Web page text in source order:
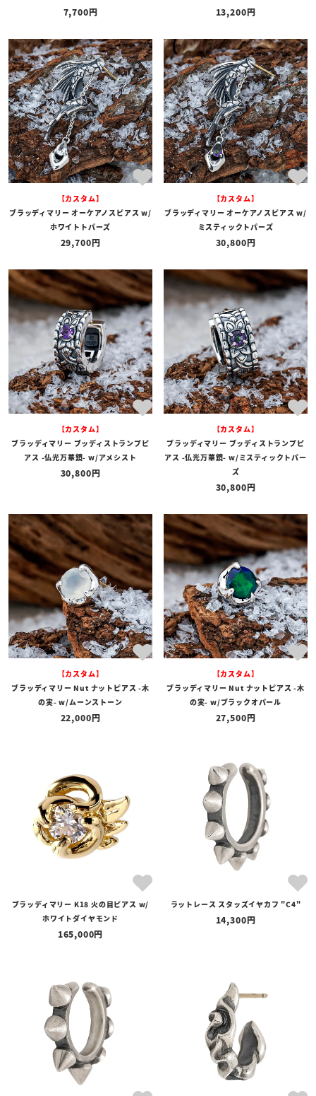
7,700 13,200
【カスタム】
ブラッディマリー オーケアノスピアス w/
ホワイトトパーズ
29,700
【カスタム】
ブラッディマリー オーケアノスピアス w/
ミスティックトパーズ
30,800
【カスタム】
ブラッディマリー ブッディストランプピ
アス -仏光万華鏡- w/アメシスト
30,800
【カスタム】
ブラッディマリー ブッディストランプピ
アス -仏光万華鏡- w/ミスティックトパー
ズ
30,800
【カスタム】
ブラッディマリー Nut ナットピアス -木
の実- w/ムーンストーン
22,000
【カスタム】
ブラッディマリー Nut ナットピアス -木
の実- w/ブラックオパール
27,500
ブラッディマリー K18 火の目ピアス w/
ホワイトダイヤモンド
165,000
ラットレース スタッズイヤカフ "C4"
14,300